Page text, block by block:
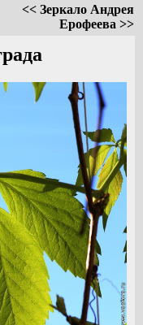
<< Зеркало Андрея
Ерофеева >>